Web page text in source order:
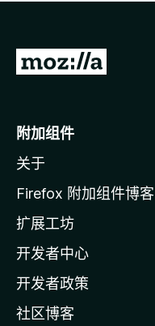
无
转
o
i
l
a
主
页
附加组件
关于
Firefox 附加组件博客
扩展工坊
开发者中心
开发者政策
社区博客